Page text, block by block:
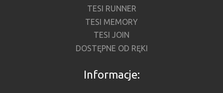
TESI RUNNER
TESI MEMORY
TESI JOIN
DOSTĘPNE OD RĘKI
Informacje: